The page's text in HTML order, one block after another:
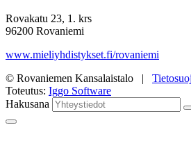
Rovakatu 23, 1. krs
96200 Rovaniemi
www.mieliyhdistykset.fi/rovaniemi
© Rovaniemen Kansalaistalo |
Toteutus: Iggo Software
Hakusana